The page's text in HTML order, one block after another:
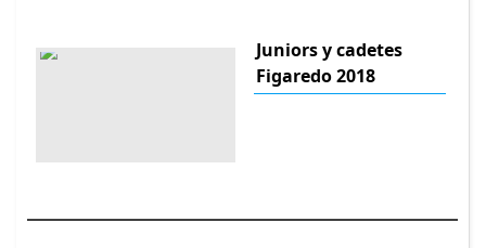
Juniors y cadetes
Figaredo 2018